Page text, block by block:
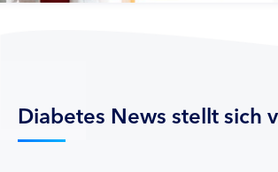
Diabetes News stellt sich